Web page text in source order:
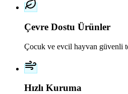
Çevre Dostu Ürünler
Çocuk ve evcil hayvan güvenli
Hızlı Kuruma